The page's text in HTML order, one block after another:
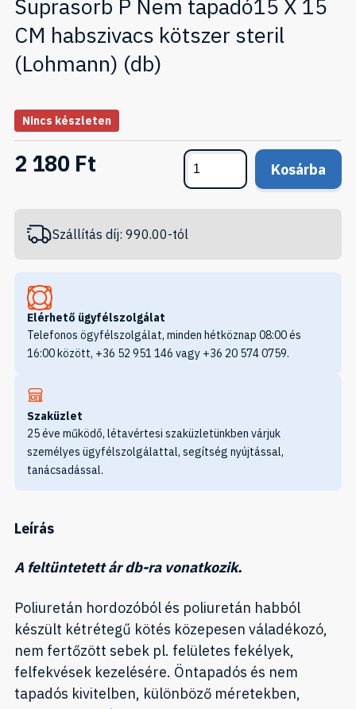
Suprasorb P Nem tapadó15 X 15
CM habszivacs kötszer steril
(Lohmann) (db)
Nincs készleten
2 180 Ft Kosárba
Szállítás díj: 990.00-tól
Elérhető ügyfélszolgálat
Telefonos ögyfélszolgálat, minden hétköznap 08:00 és
16:00 között, +36 52 951 146 vagy +36 20 574 0759.
Szaküzlet
25 éve működő, létavértesi szaküzletünkben várjuk
személyes ügyfélszolgálattal, segítség nyújtással,
tanácsadással.
Leírás
A feltüntetett ár db-ra vonatkozik.
Poliuretán hordozóból és poliuretán habból
készült kétrétegű kötés közepesen váladékozó,
nem fertőzött sebek pl. felületes fekélyek,
felfekvések kezelésére. Öntapadós és nem
tapadós kivitelben, különböző méretekben,